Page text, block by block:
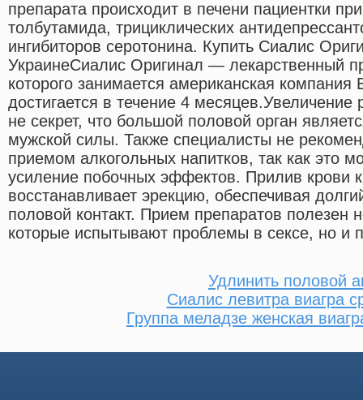
препарата происходит в печени пациентки
толбутамида, трициклических
ингибиторов серотонина. Купить Сиалис
УкраинеСиалис Оригинал — лекарственный
которого занимается американская компания
достигается в течение 4
не секрет, что большой половой орган
мужской силы. Также специалисты не
приемом алкогольных напитков, так как это
усиление побочных эффектов. Прилив крови
восстанавливает эрекцию, обеспечивая
половой контакт. Прием препаратов полезен
которые испытывают проблемы в сексе, но и
Удлинить половой
Сиалис левитра виагра
Группа меладзе женская